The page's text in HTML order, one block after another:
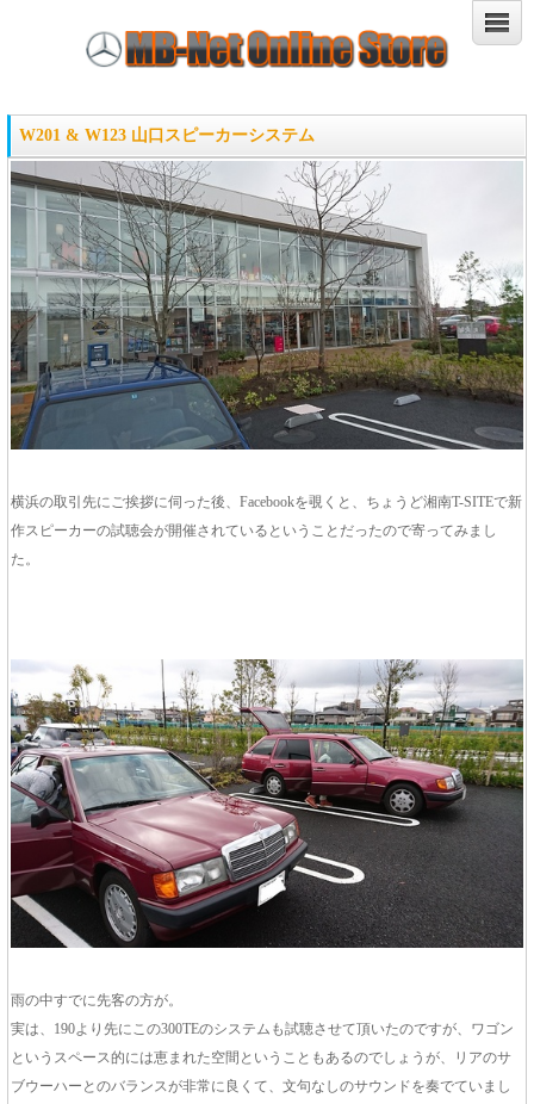
W201 & W123 山口スピーカーシステム
横浜の取引先にご挨拶に伺った後、Facebookを覗くと、ちょうど湘南T-SITEで新
作スピーカーの試聴会が開催されているということだったので寄ってみまし
た。
雨の中すでに先客の方が。
実は、190より先にこの300TEのシステムも試聴させて頂いたのですが、ワゴン
というスペース的には恵まれた空間ということもあるのでしょうが、リアのサ
ブウーハーとのバランスが非常に良くて、文句なしのサウンドを奏でていまし